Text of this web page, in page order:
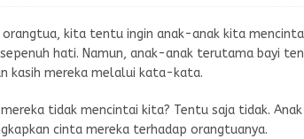
orangtua, kita tentu ingin anak-anak kita
hati. Namun, anak-anak terutama bayi
kasih mereka melalui kata-kata.
tidak mencintai kita? Tentu saja tidak.
cinta mereka terhadap orangtuanya.